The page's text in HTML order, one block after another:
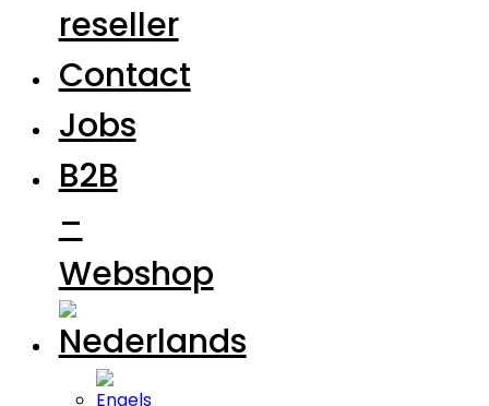
reseller
Contact
Jobs
B2B
–
Webshop